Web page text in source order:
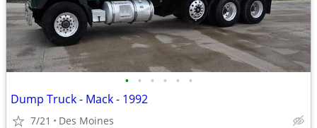
• • • • • •
Dump Truck - Mack - 1992
7/21 Des Moines